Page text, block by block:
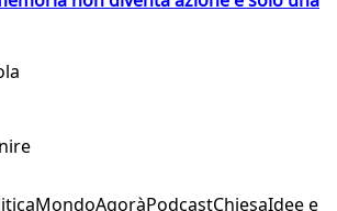
MondoAgoràPodcastChiesaIdee e